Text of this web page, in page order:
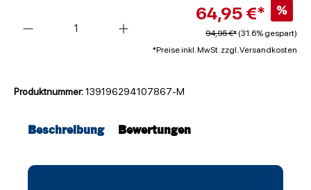
64,95 €* %
94,95 €* (31.6% gespart)
*Preise inkl. MwSt. zzgl. Versandkosten
Produktnummer:139196294107867-M
Beschreibung Bewertungen